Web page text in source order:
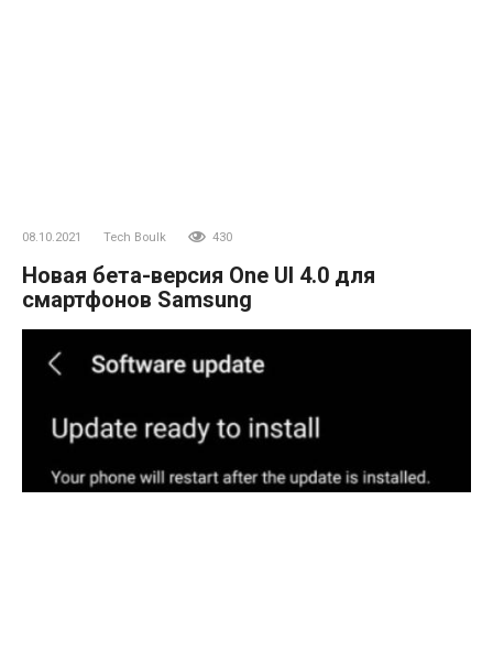
08.10.2021 Tech Boulk 430
Новая бета-версия One UI 4.0 для
смартфонов Samsung